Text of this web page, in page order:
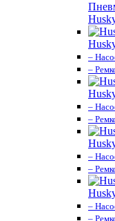
–
–
–
–
–
–
–
–